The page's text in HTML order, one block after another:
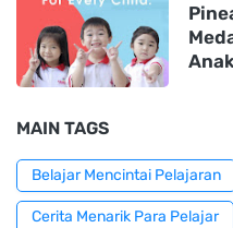
MAIN TAGS
Belajar Mencintai Pelajaran
Cerita Menarik Para Pelajar